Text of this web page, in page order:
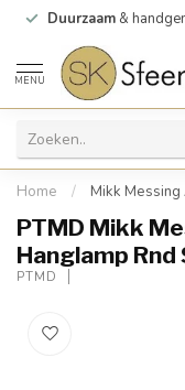
Duurzaam &
MENU
Home / Mikk Messing
PTMD Mikk
Hanglamp Rnd
PTMD